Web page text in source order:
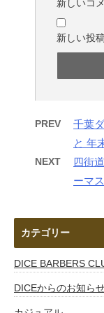
新しいコ
新しい投
PREV
千葉
と 年
NEXT
四街
ーマ
カテゴリー
DICE BARBERS
DICEからのお知ら